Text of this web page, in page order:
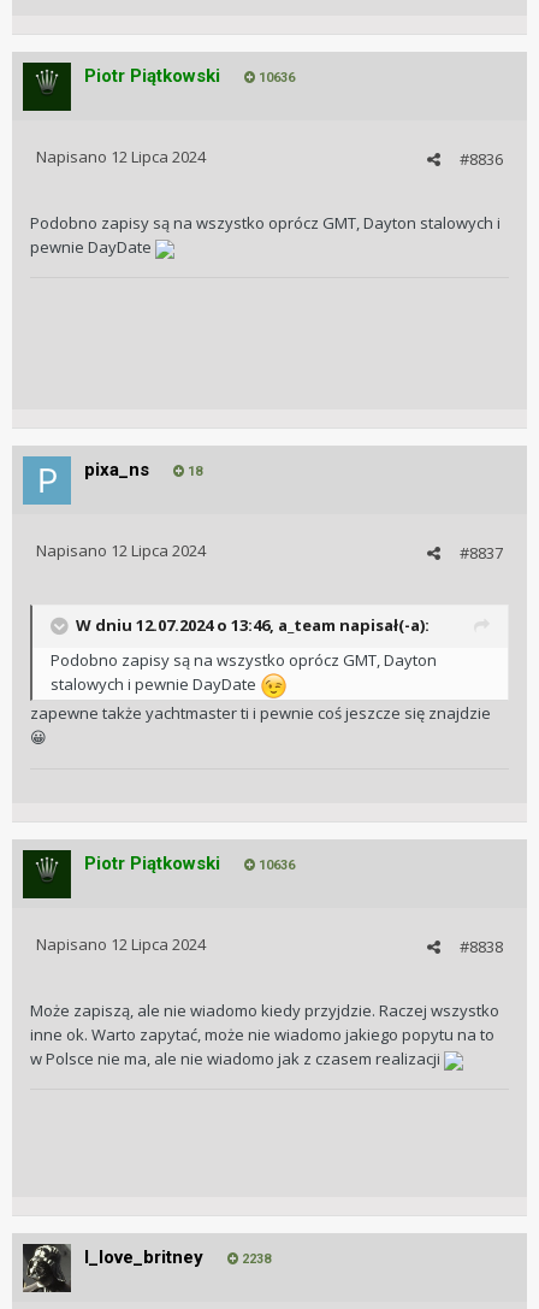
Piotr Piątkowski 10636
#8836
Napisano 12 Lipca 2024
Podobno zapisy są na wszystko oprócz GMT, Dayton stalowych i
pewnie DayDate
pixa_ns 18
#8837
Napisano 12 Lipca 2024
W dniu 12.07.2024 o 13:46, a_team napisał(-a):
Podobno zapisy są na wszystko oprócz GMT, Dayton
stalowych i pewnie DayDate
zapewne także yachtmaster ti i pewnie coś jeszcze się znajdzie
😀
Piotr Piątkowski 10636
#8838
Napisano 12 Lipca 2024
Może zapiszą, ale nie wiadomo kiedy przyjdzie. Raczej wszystko
inne ok. Warto zapytać, może nie wiadomo jakiego popytu na to
w Polsce nie ma, ale nie wiadomo jak z czasem realizacji
I_love_britney 2238